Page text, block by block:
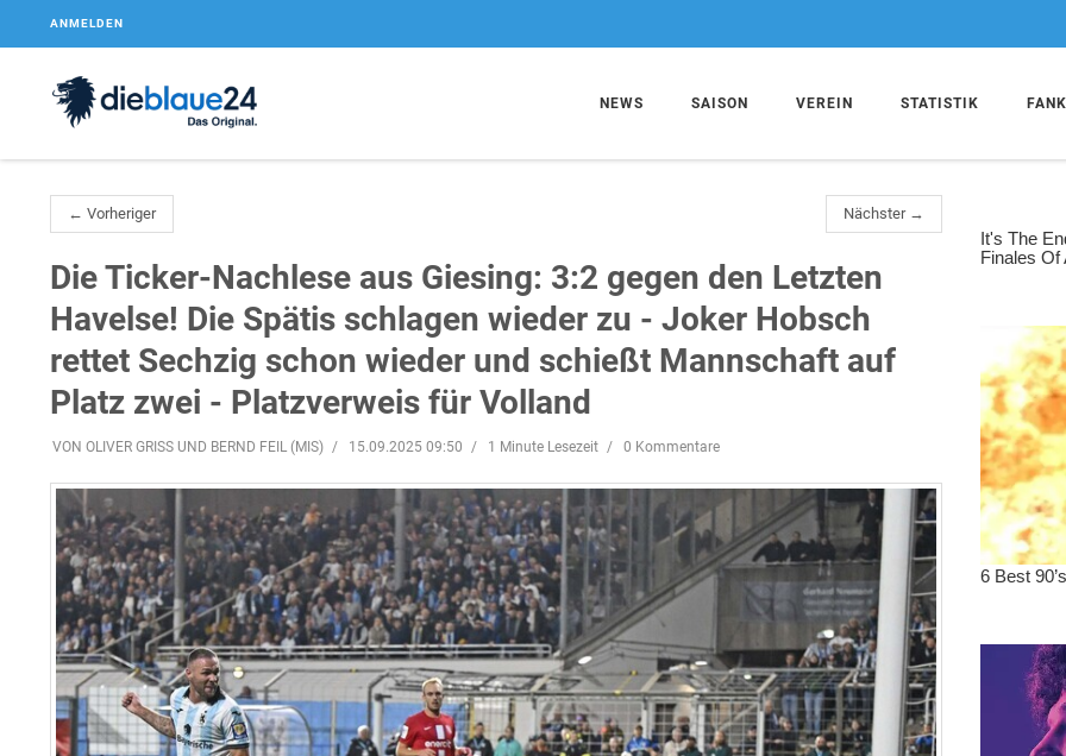
ANMELDEN
NEWS SAISON VEREIN STATISTIK
← Vorheriger Nächster →
Die Ticker-Nachlese aus Giesing: 3:2 gegen den Letzten
Havelse! Die Spätis schlagen wieder zu - Joker Hobsch
rettet Sechzig schon wieder und schießt Mannschaft auf
Platz zwei - Platzverweis für Volland
VON OLIVER GRISS UND BERND FEIL (MIS) 15.09.2025 09:50 1 Minute Lesezeit 0 Kommentare